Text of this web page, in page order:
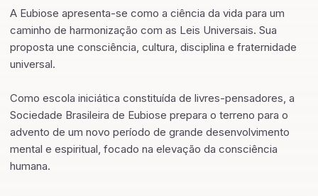
A Eubiose apresenta-se como a ciência da vida para um
caminho de harmonização com as Leis Universais. Sua
proposta une consciência, cultura, disciplina e fraternidade
universal.
Como escola iniciática constituída de livres-pensadores, a
Sociedade Brasileira de Eubiose prepara o terreno para o
advento de um novo período de grande desenvolvimento
mental e espiritual, focado na elevação da consciência
humana.